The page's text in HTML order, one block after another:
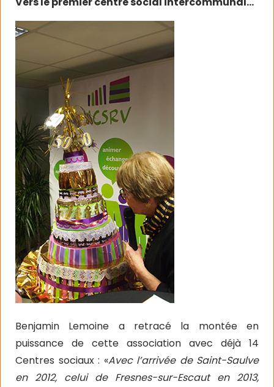
Benjamin Lemoine a retracé la montée en
puissance de cette association avec déjà 14
Centres sociaux : «Avec l’arrivée de Saint-Saulve
en 2012, celui de Fresnes-sur-Escaut en 2013,